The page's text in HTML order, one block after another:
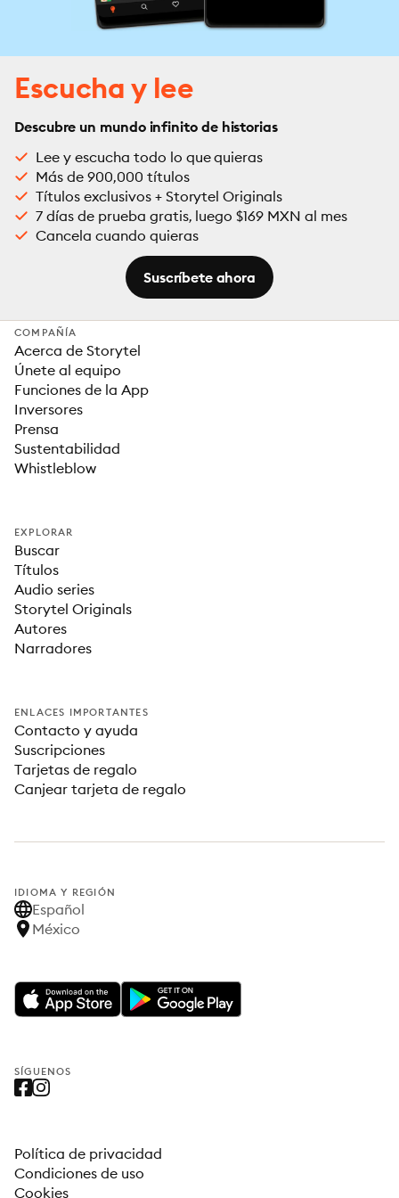
Escucha y lee
Descubre un mundo infinito de historias
Lee y escucha todo lo que quieras
Más de 900,000 títulos
Títulos exclusivos + Storytel Originals
7 días de prueba gratis, luego $169 MXN al mes
Cancela cuando quieras
Suscríbete ahora
COMPAÑÍA
Acerca de Storytel
Únete al equipo
Funciones de la App
Inversores
Prensa
Sustentabilidad
Whistleblow
EXPLORAR
Buscar
Títulos
Audio series
Storytel Originals
Autores
Narradores
ENLACES IMPORTANTES
Contacto y ayuda
Suscripciones
Tarjetas de regalo
Canjear tarjeta de regalo
IDIOMA Y REGIÓN
Español
México
SÍGUENOS
Política de privacidad
Condiciones de uso
Cookies